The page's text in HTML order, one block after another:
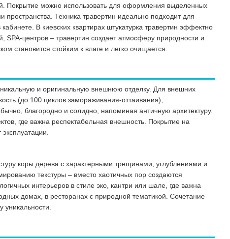
Покрытие можно использовать для оформления выделенных
Техника травертин идеально подходит для
В киевских квартирах штукатурка травертин эффектно
центров – травертин создает атмосферу природности и
становится стойким к влаге и легко очищается.
и оригинальную внешнюю отделку. Для внешних
(до 100 циклов замораживания-оттаивания),
благородно и солидно, напоминая античную архитектуру.
где важна респектабельная внешность. Покрытие на
коры дерева с характерными трещинами, углублениями и
текстуры – вместо хаотичных пор создаются
интерьеров в стиле эко, кантри или шале, где важна
домах, в ресторанах с природной тематикой. Сочетание